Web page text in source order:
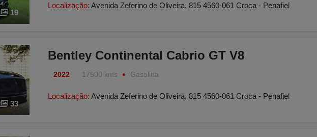
19
Localização: Avenida Zeferino de Oliveira, 815 4560-061 Croca - Penafiel
33
Bentley Continental Cabrio GT V8
2022 17500 kms Gasolina
Localização: Avenida Zeferino de Oliveira, 815 4560-061 Croca - Penafiel